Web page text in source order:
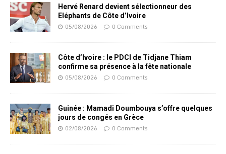
Hervé Renard devient sélectionneur des
Eléphants de Côte d’Ivoire
05/08/2026 0 Comments
Côte d’Ivoire : le PDCI de Tidjane Thiam
confirme sa présence à la fête nationale
05/08/2026 0 Comments
Guinée : Mamadi Doumbouya s’offre quelques
jours de congés en Grèce
02/08/2026 0 Comments